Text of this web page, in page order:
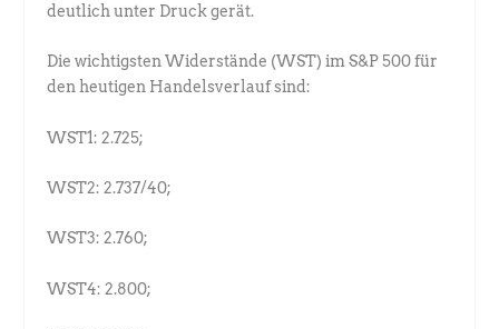
deutlich unter Druck gerät.
Die wichtigsten Widerstände (WST) im S&P 500 für
den heutigen Handelsverlauf sind:
WST1: 2.725;
WST2: 2.737/40;
WST3: 2.760;
WST4: 2.800;